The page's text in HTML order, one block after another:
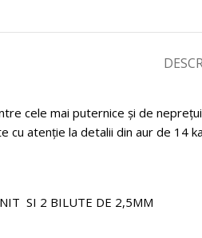
cele mai puternice și de
cu atenție la detalii din aur de 14
SI 2 BILUTE DE 2,5MM